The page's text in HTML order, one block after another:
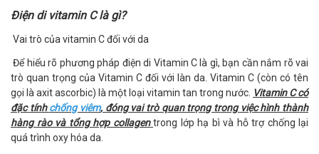
Điện di vitamin C là gì?
Vai trò của vitamin C đối với da
Để hiểu rõ phương pháp điện di Vitamin C là gì, bạn cần nắm rõ vai
trò quan trọng của Vitamin C đối với làn da. Vitamin C (còn có tên
gọi là axit ascorbic) là một loại vitamin tan trong nước. Vitamin C có
đặc tínhchống viêm, đóng vai trò quan trọng trong việc hình thành
hàng rào và tổng hợp collagen trong lớp hạ bì và hỗ trợ chống lại
quá trình oxy hóa da.